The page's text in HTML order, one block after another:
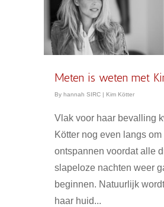
Meten is weten met
By hannah SIRC Kim Kötter
Vlak voor haar bevalling
Kötter nog even langs
ontspannen voordat alle
slapeloze nachten weer
beginnen. Natuurlijk
haar huid...